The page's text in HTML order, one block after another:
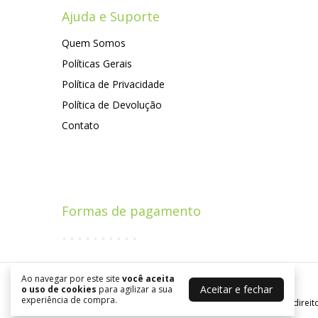
Ao navegar por este site você aceita
o uso de cookies para agilizar a sua
experiência de compra.
Aceitar e fechar
Ajuda e Suporte
Quem Somos
Políticas Gerais
Política de Privacidade
Política de Devolução
Contato
Formas de pagamento
Willstore
©2026. Smartworld Soluções Inteligentes Ltda . Todos os